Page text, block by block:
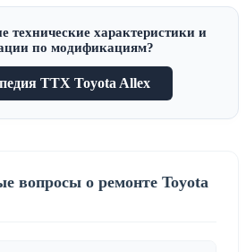
характеристики и
по модификациям?
ТТХ Toyota Allex
вопросы о ремонте Toyota